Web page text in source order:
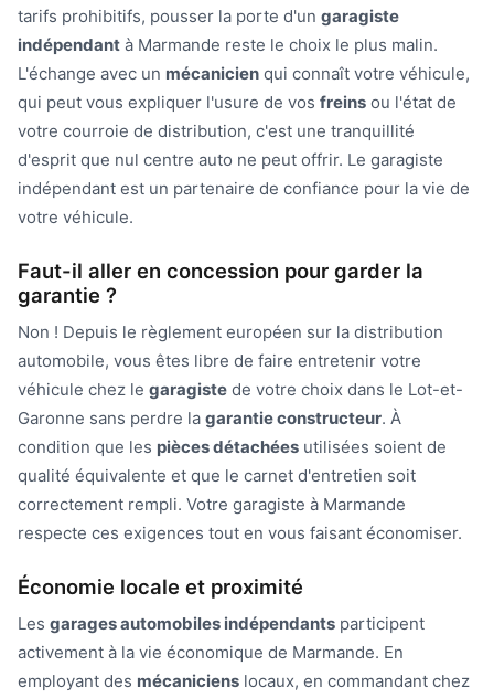
tarifs prohibitifs, pousser la porte d'un garagiste
indépendant à Marmande reste le choix le plus malin.
L'échange avec un mécanicien qui connaît votre véhicule,
qui peut vous expliquer l'usure de vos freins ou l'état de
votre courroie de distribution, c'est une tranquillité
d'esprit que nul centre auto ne peut offrir. Le garagiste
indépendant est un partenaire de confiance pour la vie de
votre véhicule.
Faut-il aller en concession pour garder la
garantie ?
Non ! Depuis le règlement européen sur la distribution
automobile, vous êtes libre de faire entretenir votre
véhicule chez le garagiste de votre choix dans le Lot-et-
Garonne sans perdre la garantie constructeur. À
condition que les pièces détachées utilisées soient de
qualité équivalente et que le carnet d'entretien soit
correctement rempli. Votre garagiste à Marmande
respecte ces exigences tout en vous faisant économiser.
Économie locale et proximité
Les garages automobiles indépendants participent
activement à la vie économique de Marmande. En
employant des mécaniciens locaux, en commandant chez